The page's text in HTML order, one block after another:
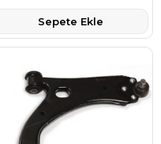
Sepete Ekle